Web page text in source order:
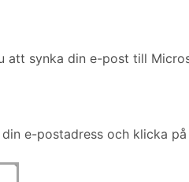
att synka din e-post till
e-postadress och klicka på